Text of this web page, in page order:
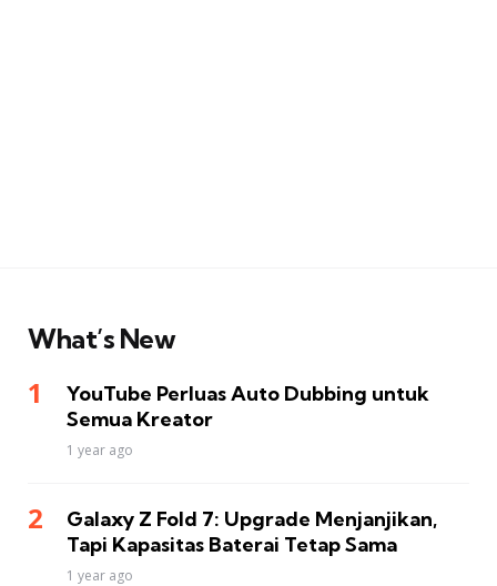
What’s New
YouTube Perluas Auto Dubbing untuk
Semua Kreator
1 year ago
Galaxy Z Fold 7: Upgrade Menjanjikan,
Tapi Kapasitas Baterai Tetap Sama
1 year ago